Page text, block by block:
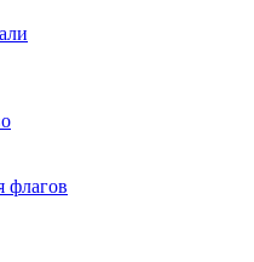
флагов